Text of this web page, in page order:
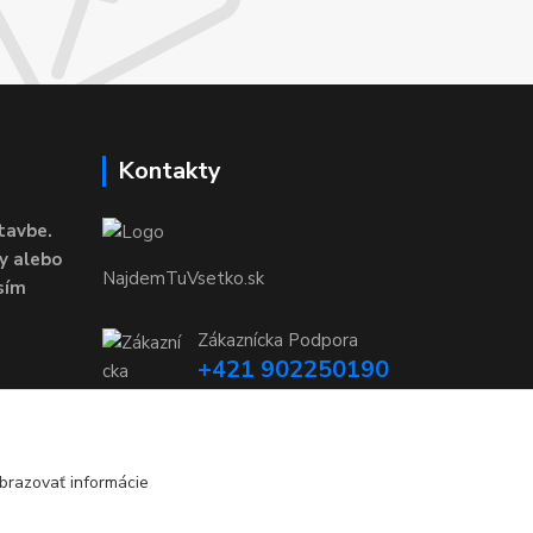
alebo
Kontakty
NajdemTuVsetko.sk
Zákaznícka Podpora
+421 902250190
informácie